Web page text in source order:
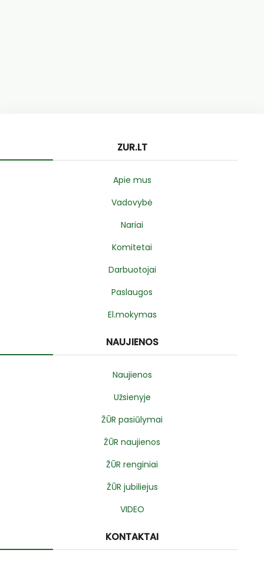
ZUR.LT
Apie mus
Vadovybė
Nariai
Komitetai
Darbuotojai
Paslaugos
El.mokymas
NAUJIENOS
Naujienos
Užsienyje
ŽŪR pasiūlymai
ŽŪR naujienos
ŽŪR renginiai
ŽŪR jubiliejus
VIDEO
KONTAKTAI